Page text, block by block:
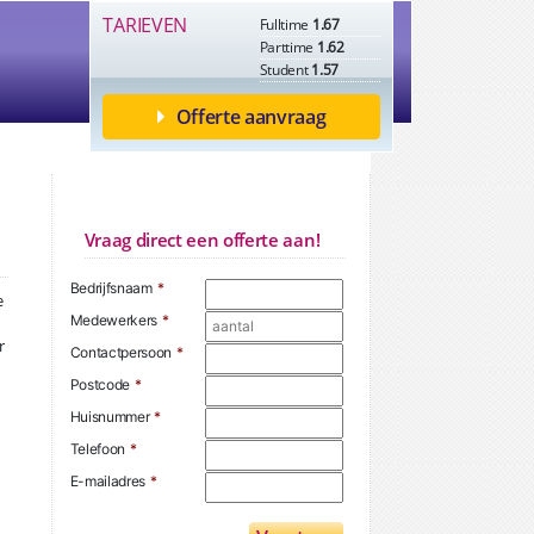
TARIEVEN Fulltime 1.67
Parttime 1.62
Student1.57
Offerte aanvraag
Vraag direct een offerte aan!
Bedrijfsnaam *
Medewerkers *
Contactpersoon *
Postcode *
Huisnummer *
Telefoon *
E-mailadres *